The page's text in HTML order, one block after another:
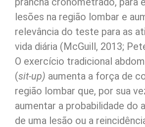
lesões na região lombar e
relevância do teste para as
vida diária (McGuill, 2013;
O exercício tradicional
(sit-up) aumenta a força de
região lombar que, por sua
aumentar a probabilidade do
de uma lesão ou a